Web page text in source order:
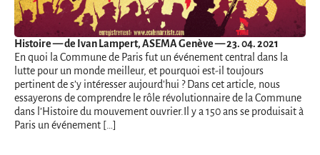
Histoire— de Ivan Lampert, ASEMA Genève — 23. 04. 2021
En quoi la Commune de Paris fut un événement central dans la
lutte pour un monde meilleur, et pourquoi est-il toujours
pertinent de s’y intéresser aujourd'hui ? Dans cet article, nous
essayerons de comprendre le rôle révolutionnaire de la Commune
dans l’Histoire du mouvement ouvrier.Il y a 150 ans se produisait à
Paris un événement […]